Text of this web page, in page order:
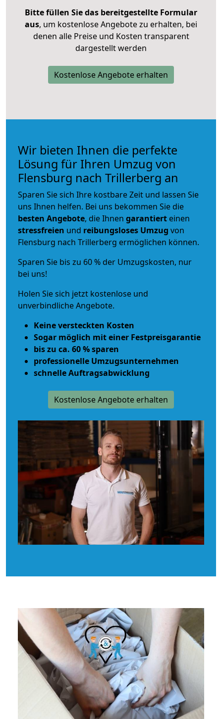
Bitte füllen Sie das bereitgestellte Formular
aus, um kostenlose Angebote zu erhalten, bei
denen alle Preise und Kosten transparent
dargestellt werden
Kostenlose Angebote erhalten
Wir bieten Ihnen die perfekte
Lösung für Ihren Umzug von
Flensburg nach Trillerberg an
Sparen Sie sich Ihre kostbare Zeit und lassen Sie
uns Ihnen helfen. Bei uns bekommen Sie die
besten Angebote, die Ihnen garantiert einen
stressfreien und reibungsloses Umzug von
Flensburg nach Trillerberg ermöglichen können.
Sparen Sie bis zu 60 % der Umzugskosten, nur
bei uns!
Holen Sie sich jetzt kostenlose und
unverbindliche Angebote.
Keine versteckten Kosten
Sogar möglich mit einer Festpreisgarantie
bis zu ca. 60 % sparen
professionelle Umzugsunternehmen
schnelle Auftragsabwicklung
Kostenlose Angebote erhalten